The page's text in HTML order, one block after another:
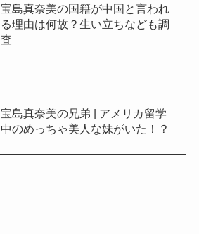
宝島真奈美の国籍が中国と言われ
る理由は何故？生い立ちなども調
査
宝島真奈美の兄弟 | アメリカ留学
中のめっちゃ美人な妹がいた！？